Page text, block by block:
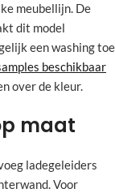
meubellijn. De
dit model
een washing toe
beschikbaar
over de kleur.
maat
ladegeleiders
Voor